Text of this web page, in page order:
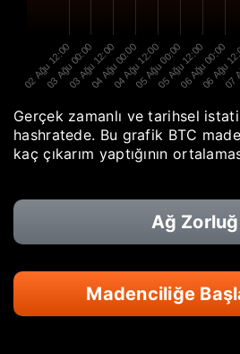
02 Ağu 12:00
03 Ağu 00:00
03 Ağu 12:00
04 Ağu 00:00
04 Ağu 12:00
05 Ağu 00:00
05 Ağu 12:00
06 Ağu 00:00
06 Ağu
Gerçek zamanlı ve tarihsel
hashratede. Bu grafik BTC
kaç çıkarım yaptığının
Ağ
Madenciliğe